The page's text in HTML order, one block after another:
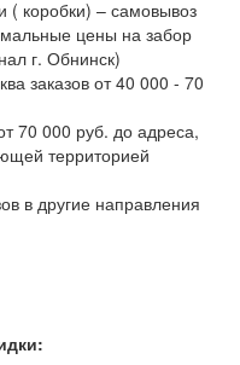
( коробки) – самовывоз
цены на забор
г. Обнинск)
заказов от 40 000 - 70
70 000 руб. до адреса,
территорией
в другие направления